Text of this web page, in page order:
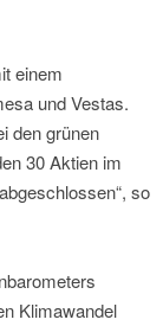
einem
und Vestas.
den grünen
30 Aktien im
so
Klimawandel